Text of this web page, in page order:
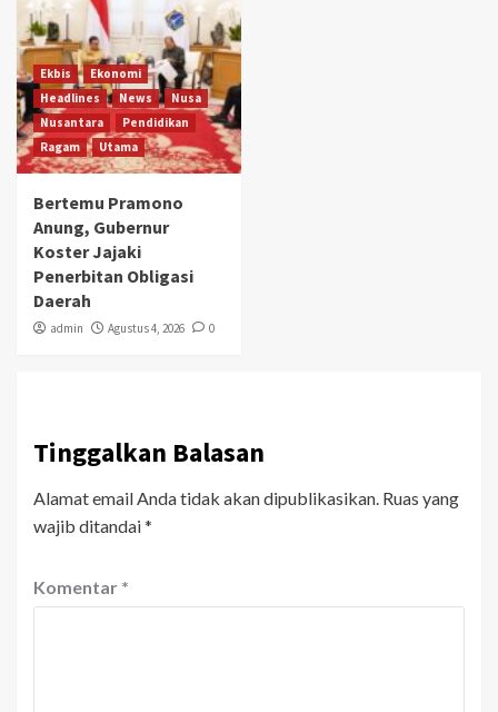
Ekbis
Ekonomi
Headlines
News
Nusa
Nusantara
Pendidikan
Ragam
Utama
Bertemu Pramono
Anung, Gubernur
Koster Jajaki
Penerbitan Obligasi
Daerah
admin Agustus 4, 2026 0
Tinggalkan Balasan
Alamat email Anda tidak akan dipublikasikan. Ruas yang
wajib ditandai*
Komentar *